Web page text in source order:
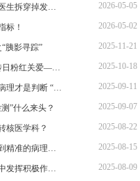
《科普了，病理》│宫颈癌放疗不背锅！医生拆穿掉发、拉肚子谣言 2026-05-05
标！ 2026-05-02
胰影寻踪” 2025-11-21
《科普了，病理》│10.18 世界乳腺癌宣传日粉红关爱——乳腺癌防线：探·解·治 2025-10-18
《科普了，病理》│甲状腺癌复发转移？病理才是判断 “瘤品”的“火眼金睛” 2025-09-11
”什么来头？ 2025-09-07
核医学科？ 2025-08-22
《科普了，病理》│肺影节踪——从疑似到精准的病理革命 2025-08-15
《科普了，病理》│病理如何在外科手术中发挥积极作用？ 2025-08-09